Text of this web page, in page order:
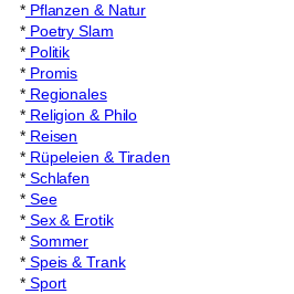
*Pflanzen & Natur
*Poetry Slam
*Politik
*Promis
*Regionales
*Religion & Philo
*Reisen
*Rüpeleien & Tiraden
*Schlafen
*See
*Sex & Erotik
* Sommer
*Speis & Trank
*Sport